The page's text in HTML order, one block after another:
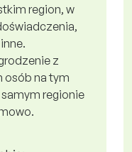
region, w
z
osób na tym
regionie